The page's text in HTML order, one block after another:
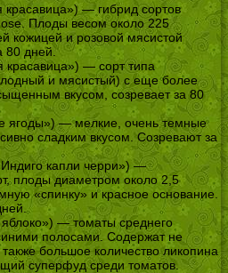
красавица») — гибрид сортов
Плоды весом около 225
кожицей и розовой мясистой
80 дней.
красавица») — сорт типа
и мясистый) с еще более
вкусом, созревает за 80
ягоды») — мелкие, очень темные
сладким вкусом. Созревают за
капли черри») —
плоды диаметром около 2,5
«спинку» и красное основание.
— томаты среднего
полосами. Содержат не
большое количество ликопина
суперфуд среди томатов.